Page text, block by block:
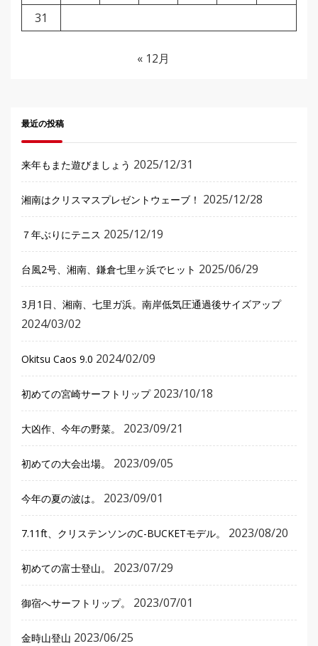
31
« 12月
最近の投稿
来年もまた遊びましょう 2025/12/31
湘南はクリスマスプレゼントウェーブ！ 2025/12/28
７年ぶりにテニス 2025/12/19
台風2号、湘南、鎌倉七里ヶ浜でヒット 2025/06/29
3月1日、湘南、七里ガ浜。南岸低気圧通過後サイズアップ
2024/03/02
Okitsu Caos 9.0 2024/02/09
初めての宮崎サーフトリップ 2023/10/18
大凶作、今年の野菜。 2023/09/21
初めての大会出場。 2023/09/05
今年の夏の波は。 2023/09/01
7.11ft、クリステンソンのC-BUCKETモデル。 2023/08/20
初めての富士登山。 2023/07/29
御宿へサーフトリップ。 2023/07/01
金時山登山 2023/06/25